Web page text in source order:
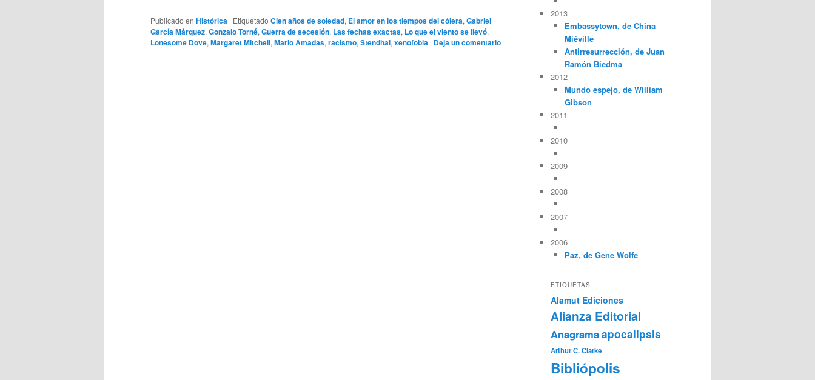
Publicado en Histórica | Etiquetado Cien años de soledad, El amor en los tiempos del cólera, Gabriel
García Márquez, Gonzalo Torné, Guerra de secesión, Las fechas exactas, Lo que el viento se llevó,
Lonesome Dove, Margaret Mitchell, Mario Amadas, racismo, Stendhal, xenofobia | Deja un comentario
2013
Embassytown, de China
Miéville
Antirresurrección, de Juan
Ramón Biedma
2012
Mundo espejo, de William
Gibson
2011
2010
2009
2008
2007
2006
Paz, de Gene Wolfe
ETIQUETAS
Alamut Ediciones
Alianza Editorial
Anagramaapocalipsis
Arthur C. Clarke
Bibliópolis